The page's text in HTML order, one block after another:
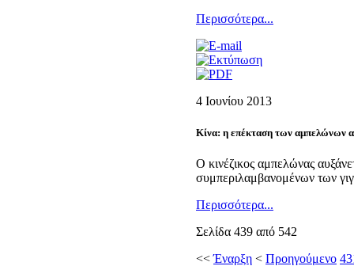
Περισσότερα...
4 Ιουνίου 2013
Κίνα: η επέκταση των αμπελώνων
Ο κινέζικος αμπελώνας
συμπεριλαμβανομένων των
Περισσότερα...
Σελίδα 439 από 542
<<Έναρξη < Προηγούμενο